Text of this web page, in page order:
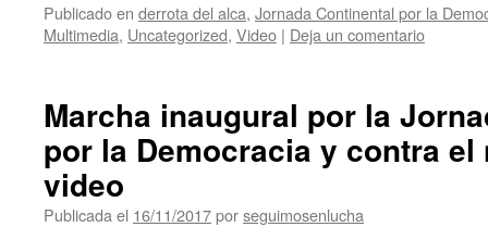
Publicado en derrota del alca, Jornada Continental por la
Multimedia, Uncategorized, Video | Deja un comentario
Marcha inaugural por la
por la Democracia y contra
video
Publicada el 16/11/2017porseguimosenlucha